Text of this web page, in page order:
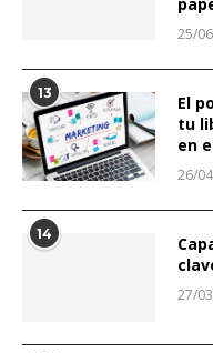
25/
13
El
tu
en
26/
14
27/